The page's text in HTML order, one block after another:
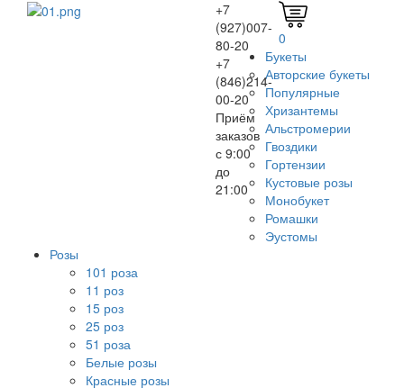
+7
(927)007-
80-20
+7
(846)214-
00-20
Приём
заказов
с 9:00
до
21:00
0
Букеты
Авторские букеты
Популярные
Хризантемы
Альстромерии
Гвоздики
Гортензии
Кустовые розы
Монобукет
Ромашки
Эустомы
Розы
101 роза
11 роз
15 роз
25 роз
51 роза
Белые розы
Красные розы